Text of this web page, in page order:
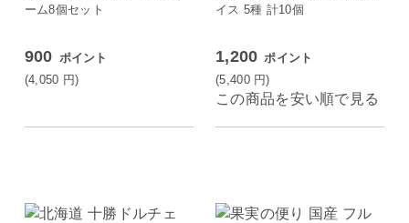
ーム8個セット
900 ポイント
(4,050 円)
イス 5種 計10個
1,200 ポイント
(5,400 円)
この商品を安い順で見る